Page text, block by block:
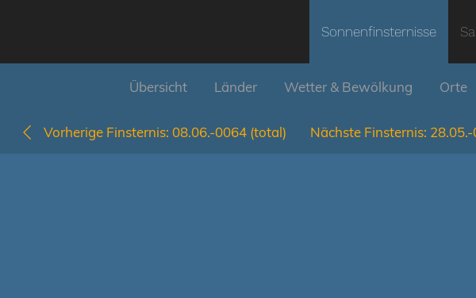
Sonnenfinsternisse
Übersicht Länder Wetter & Bewölkung Orte
Vorherige Finsternis: 08.06.-0064 (total) Nächste Finsternis: